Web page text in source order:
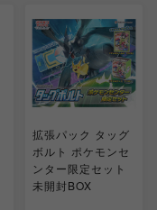
拡張パック タッグ
ボルト ポケモンセ
ンター限定セット
未開封BOX